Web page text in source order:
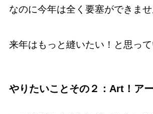
なのに今年は全く要塞ができませ
来年はもっと縫いたい！と思って
やりたいことその２：Art！アー